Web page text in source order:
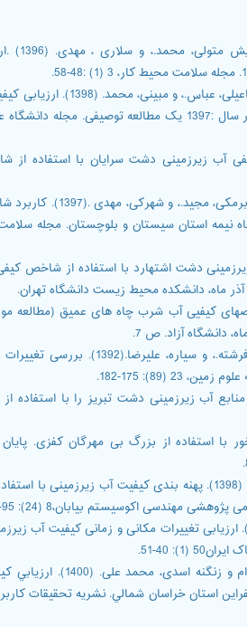
اسلامی،
اسلامی، هادی.، رضوان، تاجیک.، اسماعیلی،
شهر رفسنجان با استفاده از مدل شاخص کیفیت آب در سال :1397 یک
مهدی. (1398). ارزیابی کیفی آب زیرزمینی دشت سرایان با
ماه، دانشکده محیط زیست دانشگاه تهران.
مهدی. (1391). بررسی شاخصهای کیفیی آب شرب چاه های عمیق
دانشگاه آزاد. ص 7.
سلیمانی، سمیه.، محمودی قرائی، محمد.، قاسم زاده،
تالاب چغاخور با استفاده از بزرگ بی مهرگان کفزی.
کردستانی، مجتبی.، نوحه گر، احمد و جانی زاده، سعید. (1398). پهنه بندی
مهندسی اکوسیستم بیابان،8 (24): 95-108.
40-51.
معتمدی راد، محمد.، گلی مختاری، لیلا.،